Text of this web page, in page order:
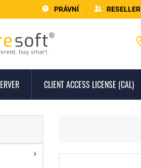
PRÁVNÍ RESELLER
CLIENT ACCESS LICENSE (CAL)